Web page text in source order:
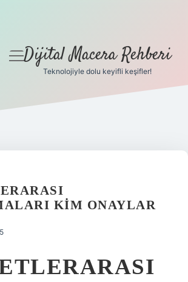
menüyü
Dijital Macera Rehberi
Teknolojiyle dolu keyifli keşifler!
KIM ONAYLAR